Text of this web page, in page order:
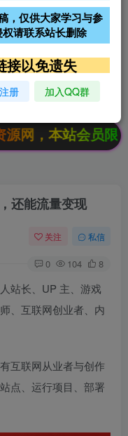
云高防免备案服务器
低价文字广告位招租
低价文字广告位招租
站会员限时特惠
还能流量变现
关注 私信
0 104 8
站长、UP 主、游戏
、互联网创业者、内
互联网从业者与创作
点、运行项目、部署
，仅供大家学习与参
请联系站长删除
接以免遗失
册 加入QQ群